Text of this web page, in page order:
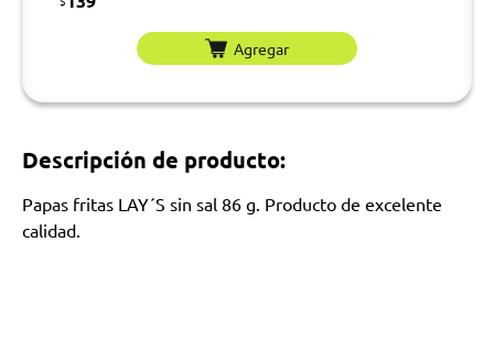
Agregar
Descripción de producto:
Papas fritas LAY´S sin sal 86 g. Producto de excelente
calidad.